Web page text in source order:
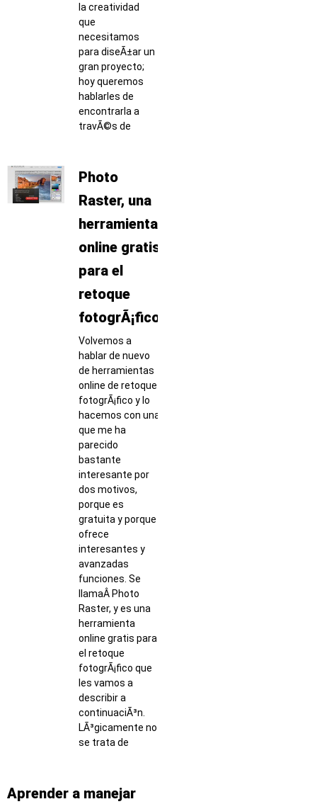
la creatividad
que
necesitamos
para diseÃ±ar un
gran proyecto;
hoy queremos
hablarles de
encontrarla a
travÃ©s de
Photo
Raster, una
herramienta
online gratis
para el
retoque
fotogrÃ¡fico
Volvemos a
hablar de nuevo
de herramientas
online de retoque
fotogrÃ¡fico y lo
hacemos con una
que me ha
parecido
bastante
interesante por
dos motivos,
porque es
gratuita y porque
ofrece
interesantes y
avanzadas
funciones. Se
llamaÂ Photo
Raster, y es una
herramienta
online gratis para
el retoque
fotogrÃ¡fico que
les vamos a
describir a
continuaciÃ³n.
LÃ³gicamente no
se trata de
Aprender a manejar